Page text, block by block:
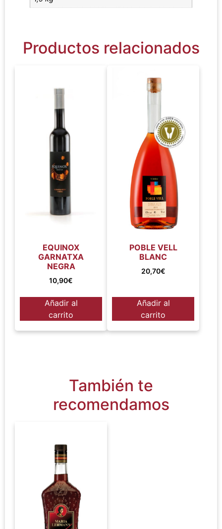
Productos relacionados
EQUINOX
GARNATXA
NEGRA
10,90€
Añadir al
carrito
POBLE VELL
BLANC
20,70€
Añadir al
carrito
También te
recomendamos